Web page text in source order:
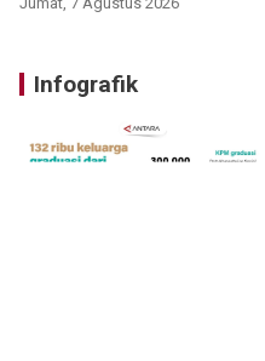
Infografik